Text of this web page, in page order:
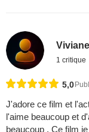
1 critique
5,0
J'adore ce film et
l'aime beaucoup et
beaucoup . Ce film